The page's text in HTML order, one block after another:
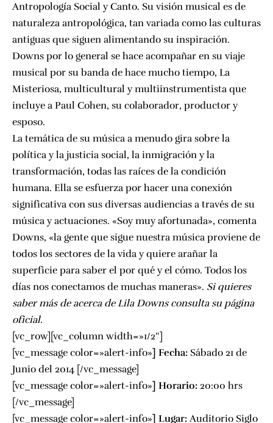
Antropología Social y Canto. Su visión musical es de
naturaleza antropológica, tan variada como las culturas
antiguas que siguen alimentando su inspiración.
Downs por lo general se hace acompañar en su viaje
musical por su banda de hace mucho tiempo, La
Misteriosa, multicultural y multiinstrumentista que
incluye a Paul Cohen, su colaborador, productor y
esposo.
La temática de su música a menudo gira sobre la
política y la justicia social, la inmigración y la
transformación, todas las raíces de la condición
humana. Ella se esfuerza por hacer una conexión
significativa con sus diversas audiencias a través de su
música y actuaciones. «Soy muy afortunada», comenta
Downs, «la gente que sigue nuestra música proviene de
todos los sectores de la vida y quiere arañar la
superficie para saber el por qué y el cómo. Todos los
días nos conectamos de muchas maneras». Si quieres
saber más de acerca de Lila Downs consulta su página
oficial.
[vc_row][vc_column width=»1/2″]
[vc_message color=»alert-info»] Fecha: Sábado 21 de
Junio del 2014 [/vc_message]
[vc_message color=»alert-info»] Horario: 20:00 hrs
[/vc_message]
[vc_message color=»alert-info»] Lugar: Auditorio Siglo